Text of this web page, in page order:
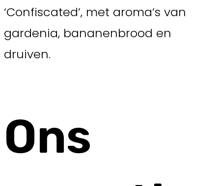
‘Confiscated’, met aroma’s van
gardenia, bananenbrood en
druiven.
Ons